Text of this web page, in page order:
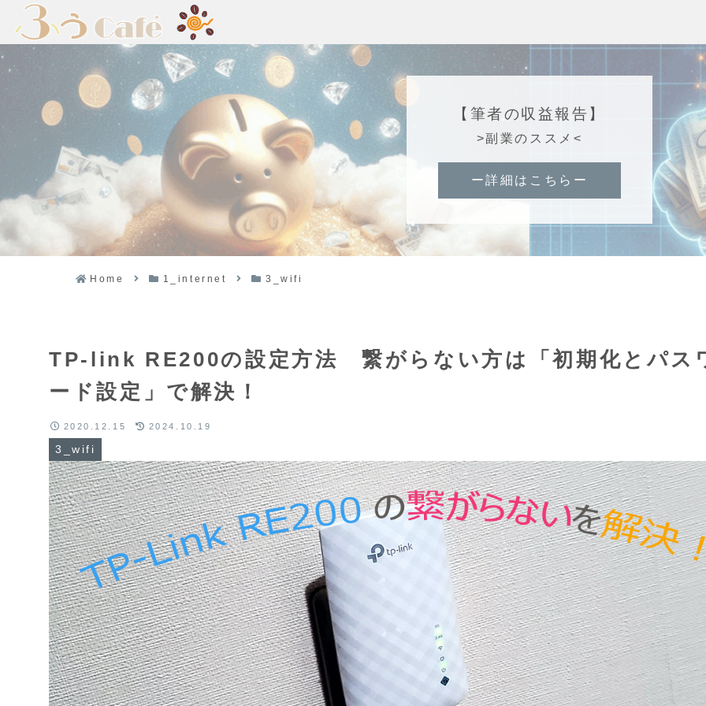
【筆者の収益報告】
>副業のススメ<
ー詳細はこちらー
Home 1_internet 3_wifi
TP-link RE200の設定方法 繋がらない方は「初期化とパス
ード設定」で解決！
3_wifi
2020.12.15 2024.10.19